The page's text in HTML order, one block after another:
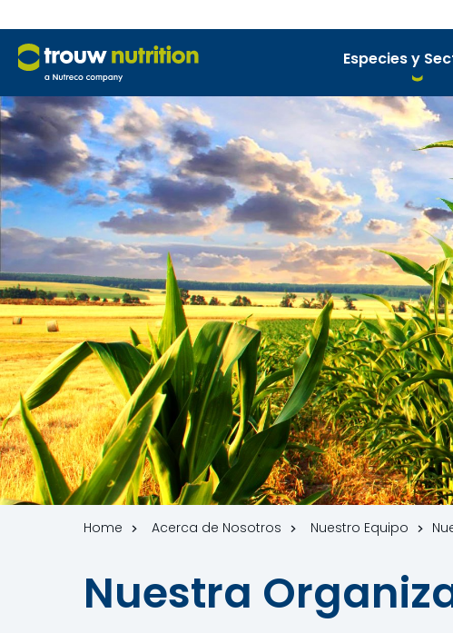
Especies y
Home Acerca de Nosotros Nuestro Equipo
Nuestra